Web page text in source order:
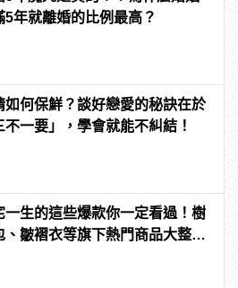
5年就離婚的比例最高？
如何保鮮？談好戀愛的秘訣在於
不一要」，學會就能不糾結！
一生的這些爆款你一定看過！樹
、皺褶衣等旗下熱門商品大整